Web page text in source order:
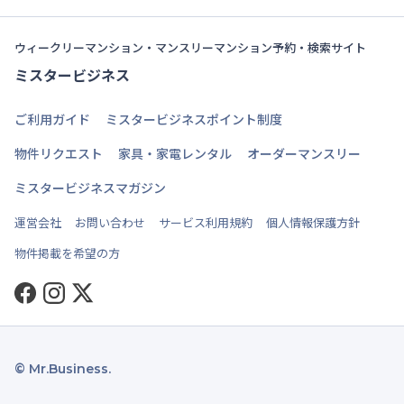
ウィークリーマンション・マンスリーマンション予約・検索サイト
ミスタービジネス
ご利用ガイド
ミスタービジネスポイント制度
物件リクエスト
家具・家電レンタル
オーダーマンスリー
ミスタービジネスマガジン
運営会社 お問い合わせ サービス利用規約
個人情報保護方針
物件掲載を希望の方
Facebook
Instagram
Twitter
© Mr.Business.